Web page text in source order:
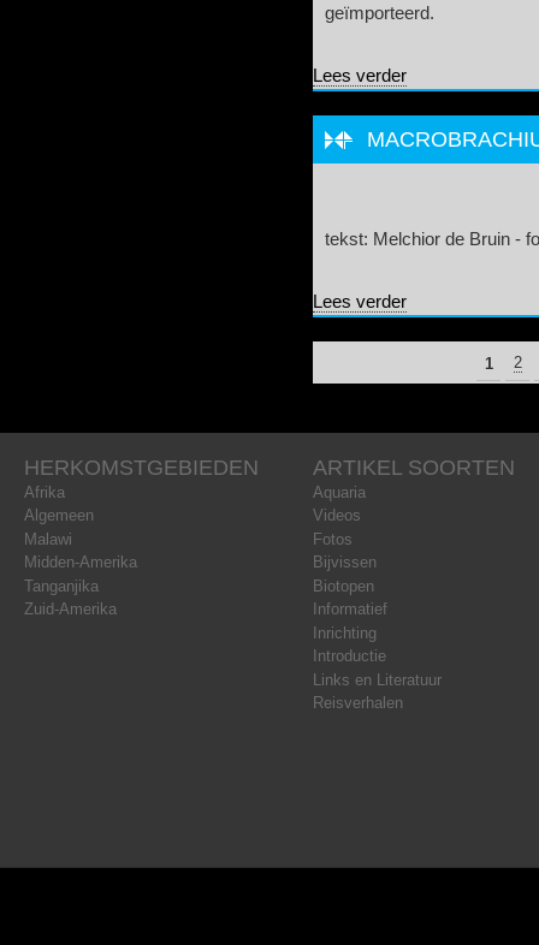
geïmporteerd.
Lees verder
tekst: Melchior de Bruin -
Lees verder
1 2
HERKOMSTGEBIEDEN
Afrika
Algemeen
Malawi
Midden-Amerika
Tanganjika
Zuid-Amerika
ARTIKEL SOORTEN
Aquaria
Videos
Fotos
Bijvissen
Biotopen
Informatief
Inrichting
Introductie
Links en Literatuur
Reisverhalen